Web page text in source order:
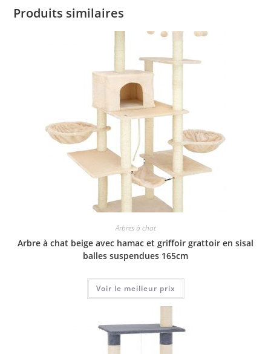
Produits similaires
Arbres à chat
Arbre à chat beige avec hamac et griffoir grattoir en sisal
balles suspendues 165cm
Voir le meilleur prix